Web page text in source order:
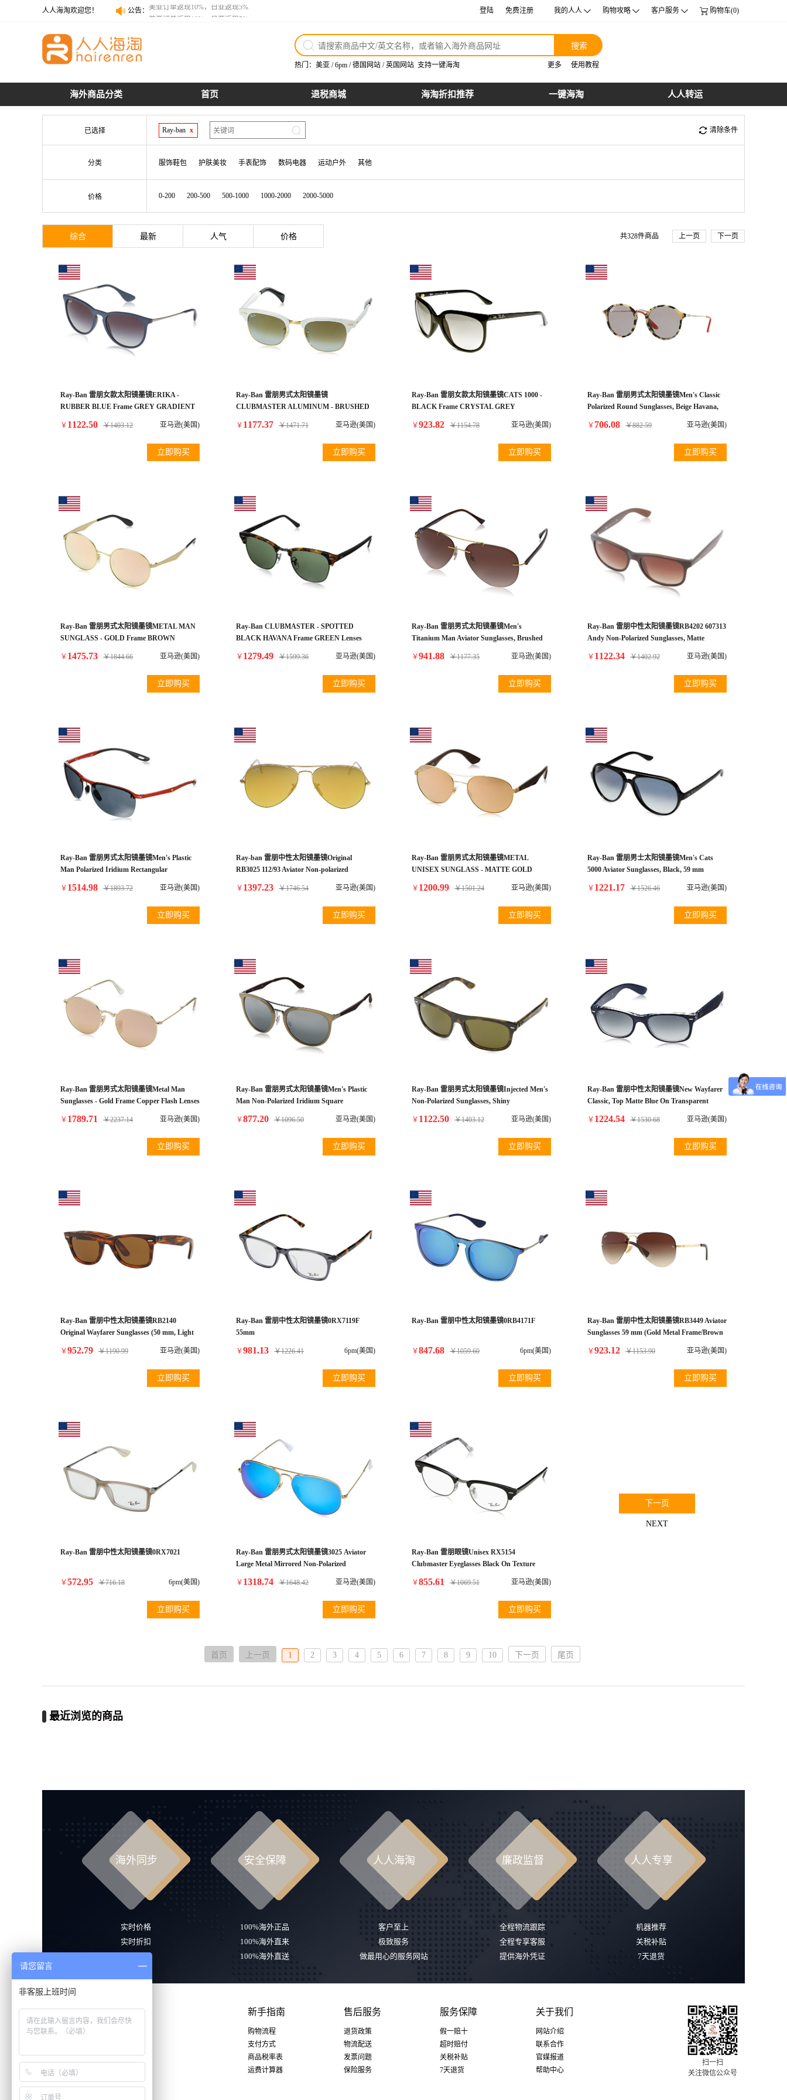
人人海淘欢迎您！ 公告： 美亚订单返现10%，日亚返现5%
登陆 免费注册 我的人人 购物攻略 客户服务 购物车(0)
搜索
热门： 美亚 /6pm /德国网站 /英国网站 支持一键海淘 更多 使用教程
海外商品分类 首页 退税商城 海淘折扣推荐 一键海淘 人人转运
已选择 Ray-ban x 清除条件
分类 服饰鞋包 护肤美妆 手表配饰 数码电器 运动户外 其他
价格 0-200 200-500 500-1000 1000-2000 2000-5000
综合 最新 人气 价格 共328件商品 上一页 下一页
Ray-Ban 雷朋女款太阳镜墨镜ERIKA -
RUBBER BLUE Frame GREY GRADIENT
￥ 1122.50 ￥1403.12 亚马逊(美国)
立即购买
Ray-Ban 雷朋男式太阳镜墨镜
CLUBMASTER ALUMINUM - BRUSHED
GRADIENT Lenses 49mm Non-Polarized
￥ 1177.37 ￥1471.71 亚马逊(美国)
立即购买
Ray-Ban 雷朋女款太阳镜墨镜CATS 1000 -
BLACK Frame CRYSTAL GREY
￥923.82 ￥1154.78 亚马逊(美国)
立即购买
Ray-Ban 雷朋男式太阳镜墨镜Men's Classic
Polarized Round Sunglasses, Beige Havana,
￥ 706.08 ￥882.59 亚马逊(美国)
立即购买
Ray-Ban 雷朋男式太阳镜墨镜METAL MAN
SUNGLASS - GOLD Frame BROWN
￥ 1475.73 ￥1844.66 亚马逊(美国)
立即购买
Ray-Ban CLUBMASTER - SPOTTED
BLACK HAVANA Frame GREEN Lenses
￥ 1279.49 ￥1599.36 亚马逊(美国)
立即购买
Ray-Ban 雷朋男式太阳镜墨镜Men's
Titanium Man Aviator Sunglasses, Brushed
￥941.88 ￥1177.35 亚马逊(美国)
立即购买
Ray-Ban 雷朋中性太阳镜墨镜RB4202 607313
Andy Non-Polarized Sunglasses, Matte
￥ 1122.34 ￥1402.92 亚马逊(美国)
立即购买
Ray-Ban 雷朋男式太阳镜墨镜Men's Plastic
Man Polarized Iridium Rectangular
￥ 1514.98 ￥1893.72 亚马逊(美国)
立即购买
Ray-ban 雷朋中性太阳镜墨镜Original
RB3025 112/93 Aviator Non-polarized
Lens, (Medium 58mm)
￥ 1397.23 ￥1746.54 亚马逊(美国)
立即购买
Ray-Ban 雷朋男式太阳镜墨镜METAL
UNISEX SUNGLASS - MATTE GOLD
Lenses 55mm Non-Polarized
￥ 1200.99 ￥1501.24 亚马逊(美国)
立即购买
Ray-Ban 雷朋男士太阳镜墨镜Men's Cats
5000 Aviator Sunglasses, Black, 59 mm
￥ 1221.17 ￥1526.46 亚马逊(美国)
立即购买
Ray-Ban 雷朋男式太阳镜墨镜Metal Man
Sunglasses - Gold Frame Copper Flash Lenses
￥ 1789.71 ￥2237.14 亚马逊(美国)
立即购买
Ray-Ban 雷朋男式太阳镜墨镜Men's Plastic
Man Non-Polarized Iridium Square
￥877.20 ￥1096.50 亚马逊(美国)
立即购买
Ray-Ban 雷朋男式太阳镜墨镜Injected Men's
Non-Polarized Sunglasses, Shiny
￥ 1122.50 ￥1403.12 亚马逊(美国)
立即购买
Ray-Ban 雷朋中性太阳镜墨镜New Wayfarer
Classic, Top Matte Blue On Transparent
￥ 1224.54 ￥1530.68 亚马逊(美国)
立即购买
Ray-Ban 雷朋中性太阳镜墨镜RB2140
Original Wayfarer Sunglasses (50 mm, Light
￥952.79 ￥1190.99 亚马逊(美国)
立即购买
Ray-Ban 雷朋中性太阳镜墨镜0RX7119F
55mm
￥981.13 ￥1226.41 6pm(美国)
立即购买
Ray-Ban 雷朋中性太阳镜墨镜0RB4171F
￥847.68 ￥1059.60 6pm(美国)
立即购买
Ray-Ban 雷朋中性太阳镜墨镜RB3449 Aviator
Sunglasses 59 mm (Gold Metal Frame/Brown
￥923.12 ￥1153.90 亚马逊(美国)
立即购买
Ray-Ban 雷朋中性太阳镜墨镜0RX7021
￥572.95 ￥716.18 6pm(美国)
立即购买
Ray-Ban 雷朋男式太阳镜墨镜3025 Aviator
Large Metal Mirrored Non-Polarized
￥ 1318.74 ￥1648.42 亚马逊(美国)
立即购买
Ray-Ban 雷朋眼镜Unisex RX5154
Clubmaster Eyeglasses Black On Texture
￥855.61 ￥1069.51 亚马逊(美国)
立即购买
下一页
NEXT
首页 上一页 1 2 3 4 5 6 7 8 9 10 下一页 尾页
最近浏览的商品
海外同步
实时价格
实时折扣
安全保障
100%海外正品
100%海外直来
100%海外直送
人人海淘
客户至上
极致服务
做最用心的服务网站
廉政监督
全程物流跟踪
全程专享客服
提供海外凭证
人人专享
机器推荐
关税补贴
7天退货
关注我们
新手指南
购物流程
支付方式
商品税率表
运费计算器
售后服务
退货政策
物流配送
发票问题
保险服务
服务保障
假一赔十
超时赔付
关税补贴
7天退货
关于我们
网站介绍
联系合作
官媒报道
帮助中心
扫一扫
关注微信公众号
请您留言
非客服上班时间